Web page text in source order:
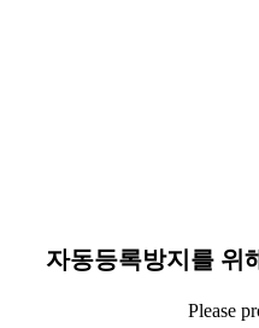
자동등록방지를 위
Please